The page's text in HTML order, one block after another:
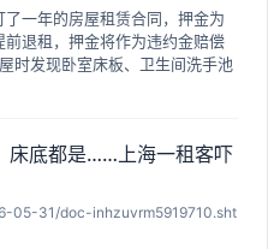
一年的房屋租赁合同，押金为
退租，押金将作为违约金赔偿
时发现卧室床板、卫生间洗手池
床底都是……上海一租客吓
05-31/doc-inhzuvrm5919710.sht